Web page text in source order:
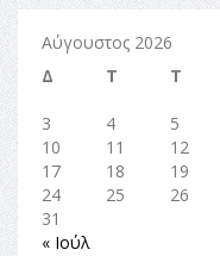
Αύγουστος 2026
Δ
Τ Τ
3
4 5
10
11 12
17
18 19
24
25 26
31
« Ιούλ